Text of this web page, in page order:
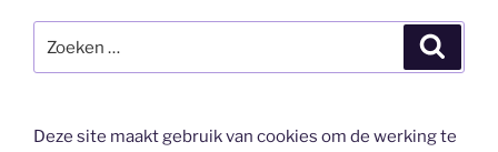
naar:
Deze site maakt gebruik van cookies om de werking te